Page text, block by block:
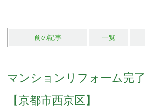
前の記事 一覧
マンションリフォーム完了
【京都市西京区】